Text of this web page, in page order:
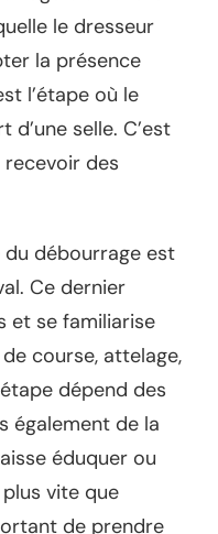
le dresseur
la présence
l’étape où le
selle. C’est
recevoir des
du débourrage est
Ce dernier
et se familiarise
course, attelage,
dépend des
également de la
éduquer ou
vite que
de prendre